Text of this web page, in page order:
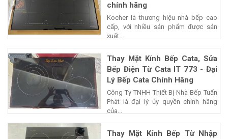
chính hãng
Kocher là thương hiệu nhà bếp cao
cấp, với nhiều sản phẩm được sản
xuất...
Thay Mặt Kính Bếp Cata, Sửa
Bếp Điện Từ Cata IT 773 - Đại
Lý Bếp Cata Chính Hãng
Công Ty TNHH Thiết Bị Nhà Bếp Tuấn
Phát là đại lý ủy quyền chính hãng
của...
Thay Mặt Kính Bếp Từ Nhập